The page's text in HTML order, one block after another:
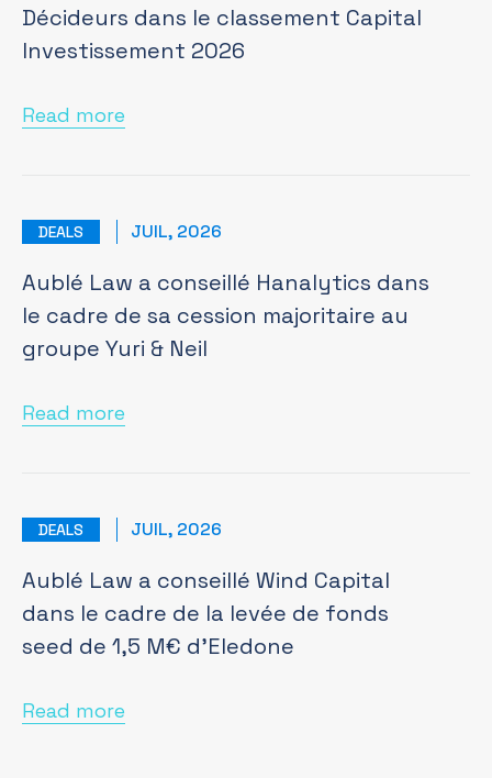
Décideurs dans le classement Capital
Investissement 2026
Read more
DEALS JUIL, 2026
Aublé Law a conseillé Hanalytics dans
le cadre de sa cession majoritaire au
groupe Yuri & Neil
Read more
DEALS JUIL, 2026
Aublé Law a conseillé Wind Capital
dans le cadre de la levée de fonds
seed de 1,5 M€ d’Eledone
Read more